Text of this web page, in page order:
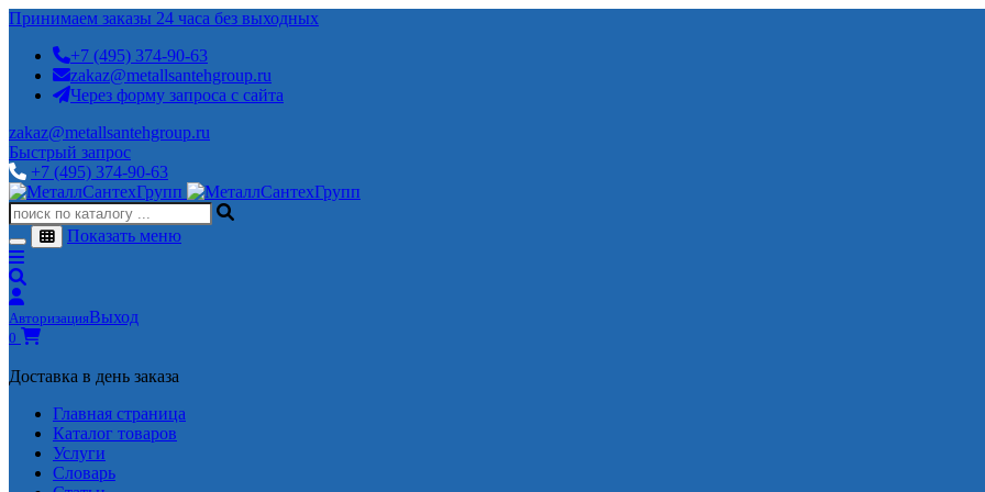
Принимаем заказы 24 часа без выходных
+7 (495) 374-90-63
zakaz@metallsantehgroup.ru
Через форму запроса с сайта
zakaz@metallsantehgroup.ru
Быстрый запрос
+7 (495) 374-90-63
Показать меню
АвторизацияВыход
0
Доставка в день заказа
Главная страница
Каталог товаров
Услуги
Словарь